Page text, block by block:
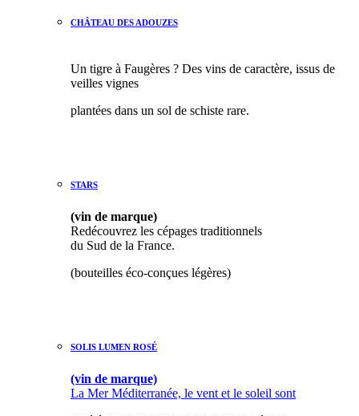
CHÂTEAU DES ADOUZES
Un tigre à Faugères ? Des vins de caractère, issus de
veilles vignes
plantées dans un sol de schiste rare.
STARS
(vin de marque)
Redécouvrez les cépages traditionnels
du Sud de la France.
(bouteilles éco-conçues légères)
SOLIS LUMEN ROSÉ
(vin de marque)
La Mer Méditerranée, le vent et le soleil sont